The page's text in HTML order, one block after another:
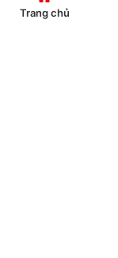
Trang chủ